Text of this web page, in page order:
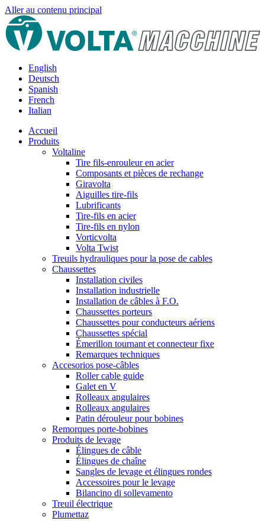
Aller au contenu principal
English
Deutsch
Spanish
French
Italian
Accueil
Produits
Voltaline
Tire fils-enrouleur en acier
Composants et pièces de rechange
Giravolta
Aiguilles tire-fils
Lubrificants
Tire-fils en acier
Tire-fils en nylon
Vorticvolta
Volta Twist
Treuils hydrauliques pour la pose de cables
Chaussettes
Installation civiles
Installation industrielle
Installation de câbles à F.O.
Chaussettes porteurs
Chaussettes pour conducteurs aériens
Chaussettes spécial
Émerillon tournant et connecteur fixe
Remarques techniques
Accesorios pose-câbles
Roller cable guide
Galet en V
Rolleaux angulaires
Rolleaux angulaires
Patin dérouleur pour bobines
Remorques porte-bobines
Produits de levage
Élingues de câble
Élingues de chaîne
Sangles de levage et élingues rondes
Accessoires pour le levage
Bilancino di sollevamento
Treuil électrique
Plumettaz